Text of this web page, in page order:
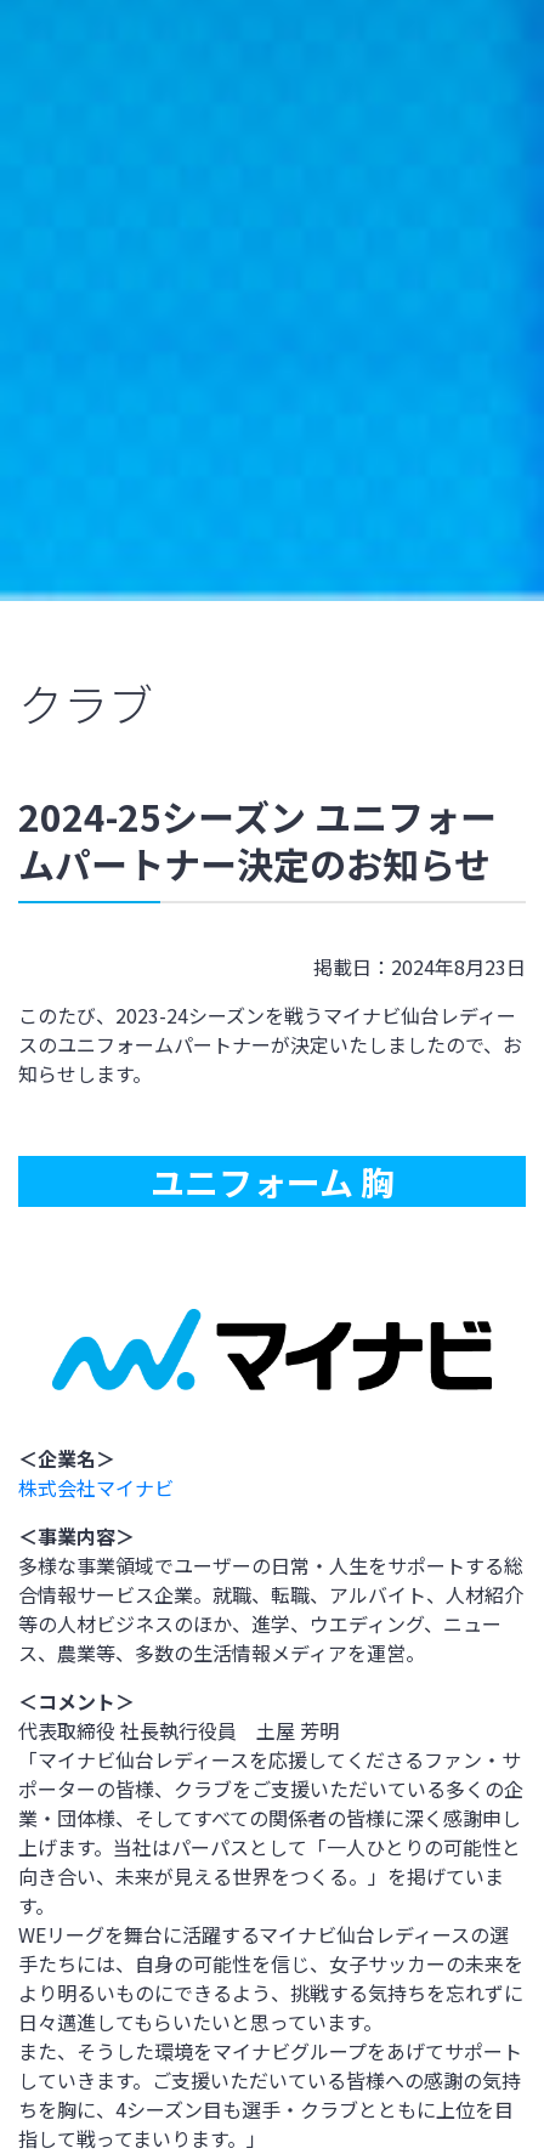
クラブ
2024-25シーズン ユニフォー
ムパートナー決定のお知らせ
掲載日：2024年8月23日
このたび、2023-24シーズンを戦うマイナビ仙台レディー
スのユニフォームパートナーが決定いたしましたので、お
知らせします。
ユニフォーム 胸
＜企業名＞
株式会社マイナビ
＜事業内容＞
多様な事業領域でユーザーの日常・人生をサポートする総
合情報サービス企業。就職、転職、アルバイト、人材紹介
等の人材ビジネスのほか、進学、ウエディング、ニュー
ス、農業等、多数の生活情報メディアを運営。
＜コメント＞
代表取締役 社長執行役員 土屋 芳明
「マイナビ仙台レディースを応援してくださるファン・サ
ポーターの皆様、クラブをご支援いただいている多くの企
業・団体様、そしてすべての関係者の皆様に深く感謝申し
上げます。当社はパーパスとして「一人ひとりの可能性と
向き合い、未来が見える世界をつくる。」を掲げていま
す。
WEリーグを舞台に活躍するマイナビ仙台レディースの選
手たちには、自身の可能性を信じ、女子サッカーの未来を
より明るいものにできるよう、挑戦する気持ちを忘れずに
日々邁進してもらいたいと思っています。
また、そうした環境をマイナビグループをあげてサポート
していきます。ご支援いただいている皆様への感謝の気持
ちを胸に、4シーズン目も選手・クラブとともに上位を目
指して戦ってまいります。」